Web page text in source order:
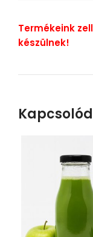
Termékeink
készülnek!